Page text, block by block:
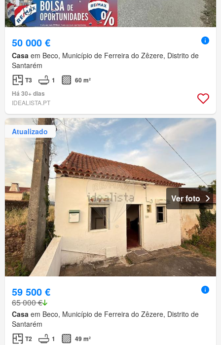
50 000 €
Casa em Beco, Município de Ferreira do Zêzere, Distrito de
Santarém
T3 1
60 m²
Há 30+ dias
IDEALISTA.PT
Atualizado
Ver foto
59 500 €
65 000 €
Casa em Beco, Município de Ferreira do Zêzere, Distrito de
Santarém
T2 1
49 m²